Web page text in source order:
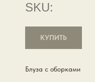
SKU:
КУПИТЬ
Блуза с оборками